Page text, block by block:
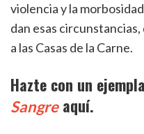
violencia y la
dan esas
a las Casas de la Carne.
Hazte con un
Sangreaquí.